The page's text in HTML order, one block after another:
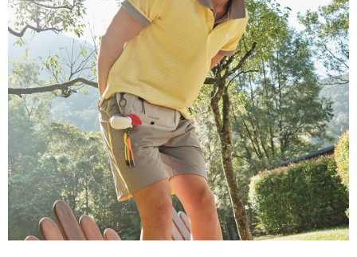
1. 分割払いの金額は電信請求書に統合されず、「OP Pay Later」は毎月の
締め日後に支払いリマインダーのSMSを送信します。
2. SMSのリンクを通じて請求書を開いた後、「コンビニバーコード／台湾
大直営店舗／銀行振込／街口支払い／iPASS MONEY」などのチャネルで
支払いを選択できます。
【注意事項】
1. 本サービスは「台湾大哥大株式会社」（以下「当社」といいます）によ
って提供され、ユーザーが取引時に本サービスを通じて商品やサービスを
購入できるようにし、店舗が売買／分割払い売買の債権を当社に譲渡した
後、契約に基づいて当社の請求書で帳款を支払うことになります。
2. 「OP Pay Later」を利用する契約関係の目的から、店舗はあなたの個人
情報（名前、電話または住所を含む）を台湾大哥大に提供し、収集、処理
および利用するために、当社があなた本人と分割請求書に必要な情報の確
認、照合および修正を行います。
3. 完全なユーザーサービス規約については、以下のリンクを参照してくだ
さい：https://oppay.tw/userRule
代金納付期限は最短で 14 日以内ですので、ご注意ください。AFTEE アプ
リをダウンロードして AFTEE 会員になるとお支払い期限を最長 45 日以内
まで延長できます。
お支払期限は、ショップが請求した期日と、AFTEEで延長できる日数をも
とに計算されます。AFTEEで注文すると、商品を受け取るまで支払い期限
を延長できますが、商品を期限内に受け取れない場合があります（例：予
約商品や商品到着日が比較的遅い商品）。そのため、商品到着の有無に関
わらず、AFTEEで指定された期限内にお支払いください。
二、支払い限度額
1.初回 AFTEEを ご利用の際に、認証結果及び当社の審査の結果に基づ
き、限度額が設定されます。
2.決済金額は最低NT$20です。
3.現在、台湾の会員のみご利用いただけます。
三、利用規約「AFTEE代金後払い」（以下当サービスという）はネットプ
萊爾富取貨付款
送料無料
付款後萊爾富取貨
送料無料
7-11取貨付款
送料無料
付款後7-11取貨
送料無料
宅配
送料無料